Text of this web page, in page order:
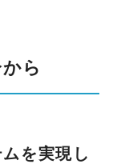
ら
を実現し